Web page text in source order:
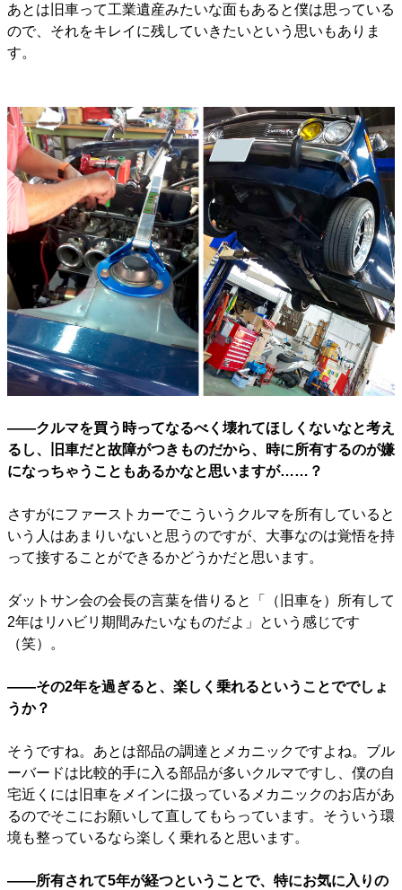
あとは旧車って工業遺産みたいな面もあると僕は思っている
ので、それをキレイに残していきたいという思いもありま
す。
――クルマを買う時ってなるべく壊れてほしくないなと考え
るし、旧車だと故障がつきものだから、時に所有するのが嫌
になっちゃうこともあるかなと思いますが……？
さすがにファーストカーでこういうクルマを所有していると
いう人はあまりいないと思うのですが、大事なのは覚悟を持
って接することができるかどうかだと思います。
ダットサン会の会長の言葉を借りると「（旧車を）所有して
2年はリハビリ期間みたいなものだよ」という感じです
（笑）。
――その2年を過ぎると、楽しく乗れるということででしょ
うか？
そうですね。あとは部品の調達とメカニックですよね。ブル
ーバードは比較的手に入る部品が多いクルマですし、僕の自
宅近くには旧車をメインに扱っているメカニックのお店があ
るのでそこにお願いして直してもらっています。そういう環
境も整っているなら楽しく乗れると思います。
――所有されて5年が経つということで、特にお気に入りの